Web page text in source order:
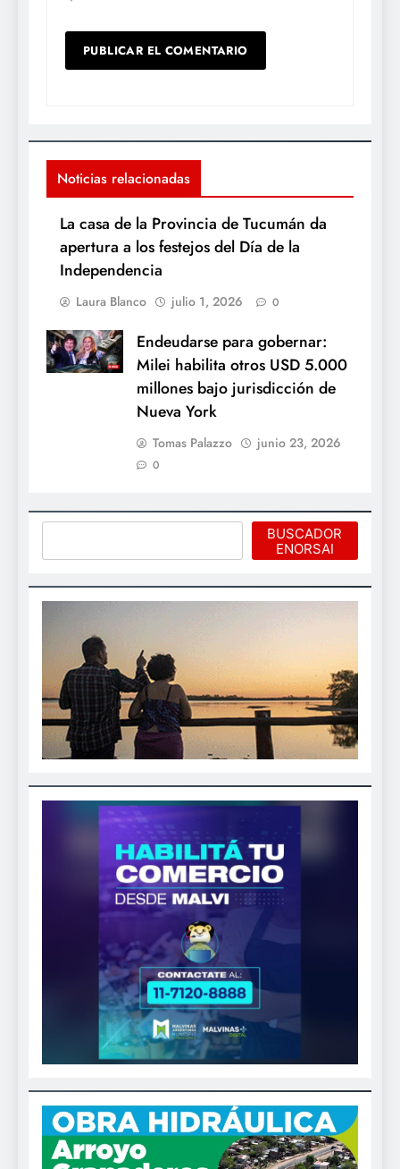
Noticias relacionadas
La casa de la Provincia de Tucumán da
apertura a los festejos del Día de la
Independencia
Laura Blanco julio 1, 2026 0
Endeudarse para gobernar:
Milei habilita otros USD 5.000
millones bajo jurisdicción de
Nueva York
Tomas Palazzo junio 23, 2026
0
BUSCADOR
ENORSAI